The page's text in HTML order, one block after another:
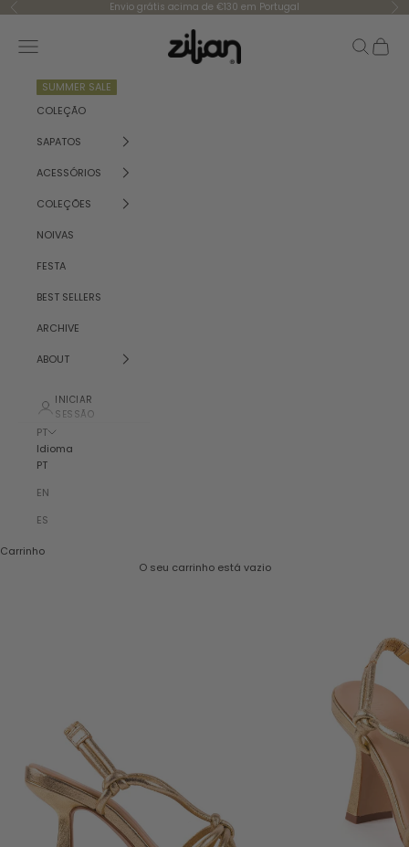
Saltar para o conteúdo
Anterior Envio grátis acima de €130 em Portugal
Zilian
Menu Pesquisar
SUMMER SALE
COLEÇÃO
SAPATOS
ACESSÓRIOS
COLEÇÕES
NOIVAS
FESTA
BEST SELLERS
ARCHIVE
ABOUT
INICIAR
SESSÃO
PT
Idioma
PT
EN
ES
Carrinho
O seu carrinho está vazio